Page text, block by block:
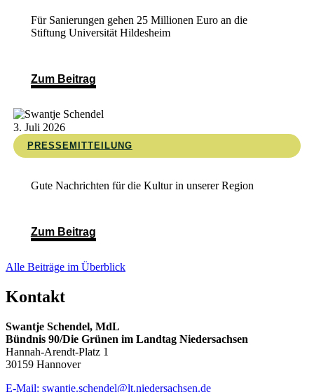
Für Sanierungen gehen 25 Millionen Euro an die
Stiftung Universität Hildesheim
Zum Beitrag
3. Juli 2026
PRESSEMITTEILUNG
Gute Nachrichten für die Kultur in unserer Region
Zum Beitrag
Alle Beiträge im Überblick
Kontakt
Swantje Schendel, MdL
Bündnis 90/Die Grünen im Landtag Niedersachsen
Hannah-Arendt-Platz 1
30159 Hannover
E-Mail: swantje.schendel@lt.niedersachsen.de